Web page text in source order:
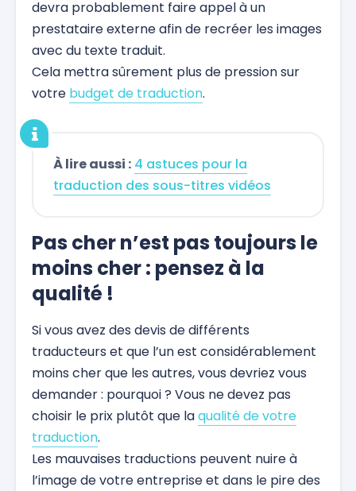
devra probablement faire appel à un
prestataire externe afin de recréer les images
avec du texte traduit.
Cela mettra sûrement plus de pression sur
votre budget de traduction.
À lire aussi : 4 astuces pour la
traduction des sous-titres vidéos
Pas cher n’est pas toujours le
moins cher : pensez à la
qualité !
Si vous avez des devis de différents
traducteurs et que l’un est considérablement
moins cher que les autres, vous devriez vous
demander : pourquoi ? Vous ne devez pas
choisir le prix plutôt que laqualité de votre
traduction.
Les mauvaises traductions peuvent nuire à
l’image de votre entreprise et dans le pire des